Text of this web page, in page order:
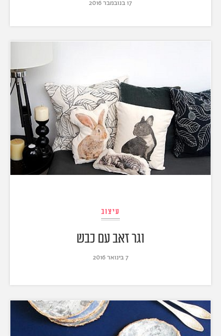
17 בנובמבר 2016
עיצוב
וגר זאב עם כבש
7 בינואר 2016